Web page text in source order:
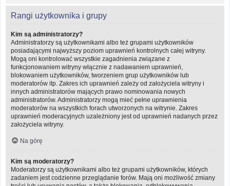
Rangi użytkownika i grupy
Kim są administratorzy?
Administratorzy są użytkownikami albo też grupami użytkowników
posiadającymi najwyższy poziom uprawnień kontrolnych całej witryny.
Mogą oni kontrolować wszystkie zagadnienia związane z
funkcjonowaniem witryny włącznie z nadawaniem uprawnień,
blokowaniem użytkowników, tworzeniem grup użytkowników lub
moderatorów itp. Zakres ich uprawnień zależy od założyciela witryny i
innych administratorów mających prawo nominowania nowych
administratorów. Administratorzy mogą mieć pełne uprawnienia
moderatorów na wszystkich forach utworzonych na witrynie. Zakres
uprawnień moderacyjnych uzależniony jest od uprawnień nadanych przez
założyciela witryny.
Na górę
Kim są moderatorzy?
Moderatorzy są użytkownikami albo też grupami użytkowników, których
zadaniem jest codzienne przeglądanie forów. Mają oni możliwość zmiany